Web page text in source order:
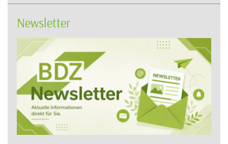
Newsletter